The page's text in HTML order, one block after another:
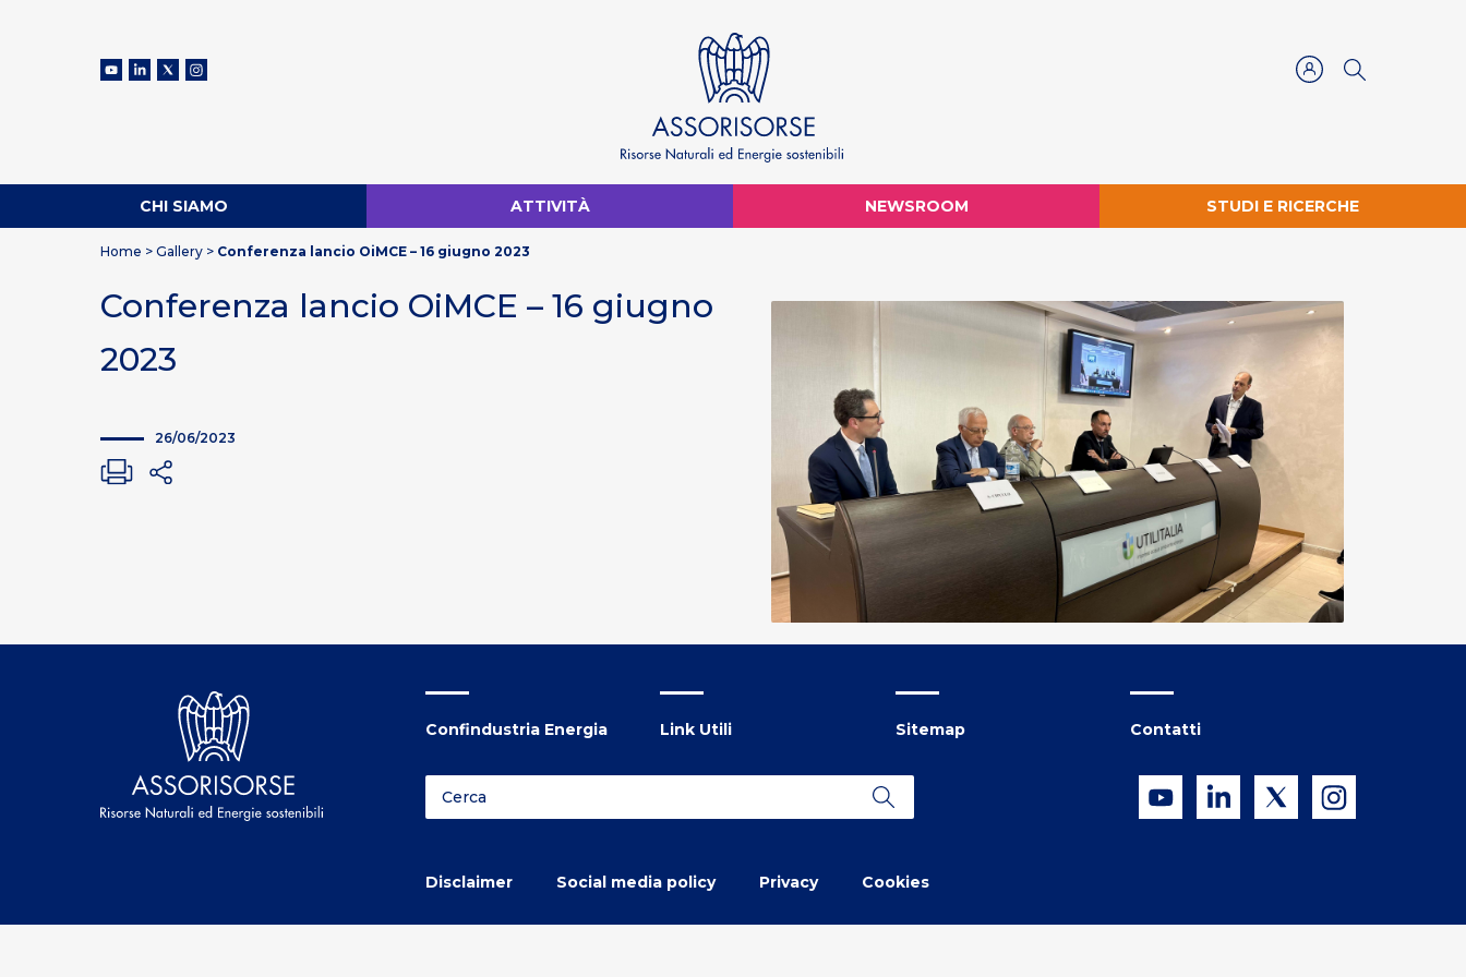
CHI SIAMO ATTIVITÀ NEWSROOM STUDI E RICERCHE
Home > Gallery > Conferenza lancio OiMCE – 16 giugno 2023
Conferenza lancio OiMCE – 16 giugno
2023
26/06/2023
Confindustria Energia Link Utili Sitemap Contatti
Disclaimer Social media policy Privacy Cookies